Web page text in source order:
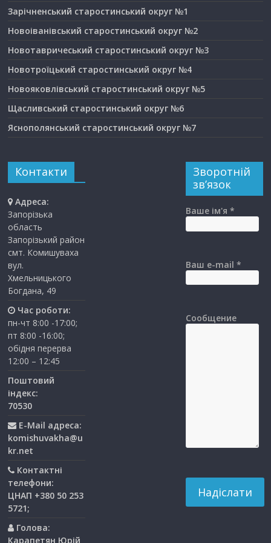
Зарічненський старостинський округ №1
Новоіванівський старостинський округ №2
Новотавричеський старостинський округ №3
Новотроїцький старостинський округ №4
Новояковлівський старостинський округ №5
Щасливський старостинський округ №6
Яснополянський старостинський округ №7
Контакти
Адреса:
Запорізька
область
Запорізький район
смт. Комишуваха
вул.
Хмельницького
Богдана, 49
Час роботи:
пн-чт 8:00 -17:00;
пт 8:00 -16:00;
обідня перерва
12:00 – 12:45
Поштовий
індекс:
70530
E-Mail адреса:
komishuvakha@u
kr.net
Контактні
телефони:
ЦНАП +380 50 253
5721;
Голова:
Карапетян Юрій
Зворотній
зв’язок
Ваше ім'я *
Ваш e-mail *
Сообщение